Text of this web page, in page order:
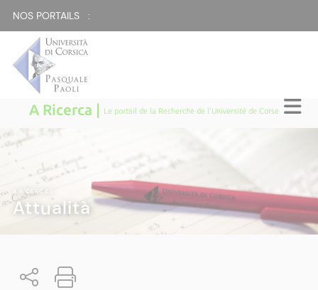
NOS PORTAILS :
A Ricerca | Le portail de la Recherche de l'Université de Corse
A RICERCA
Attualità